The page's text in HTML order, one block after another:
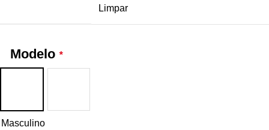
Limpar
Modelo *
Masculino